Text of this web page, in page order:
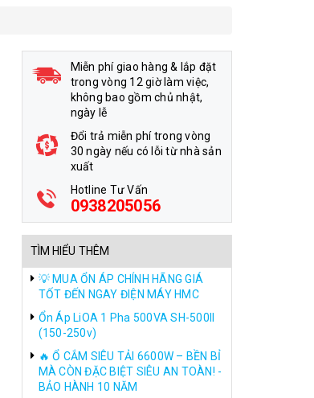
Miễn phí giao hàng & lắp đặt
trong vòng 12 giờ làm việc,
không bao gồm chủ nhật,
ngày lễ
Đổi trả miễn phí trong vòng
30 ngày nếu có lỗi từ nhà sản
xuất
Hotline Tư Vấn
0938205056
TÌM HIỂU THÊM
💡 MUA ỔN ÁP CHÍNH HÃNG GIÁ
TỐT ĐẾN NGAY ĐIỆN MÁY HMC
Ổn Áp LiOA 1 Pha 500VA SH-500II
(150-250v)
🔥 Ổ CẮM SIÊU TẢI 6600W – BỀN BỈ
MÀ CÒN ĐẶC BIỆT SIÊU AN TOÀN! -
BẢO HÀNH 10 NĂM